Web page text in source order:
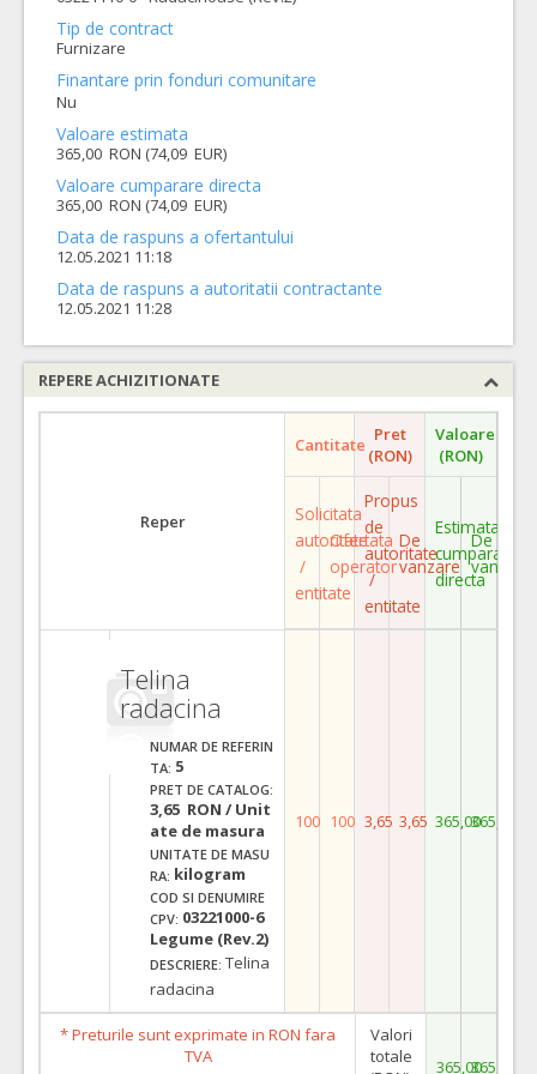
Tip de contract
Furnizare
Finantare prin fonduri comunitare
Nu
Valoare estimata
365,00 RON (74,09 EUR)
Valoare cumparare directa
365,00 RON (74,09 EUR)
Data de raspuns a ofertantului
12.05.2021 11:18
Data de raspuns a autoritatii contractante
12.05.2021 11:28
REPERE ACHIZITIONATE
Reper
Cantitate Pret
(RON)
Valoare
(RON)
Solicitata
autoritate
/
entitate
Ofertata
operator
Propus
de
autoritate
/
entitate
De
vanzare
Estimata
cumparare
directa
De
vanzare
Telina
radacina
NUMAR DE REFERIN
TA: 5
PRET DE CATALOG:
3,65 RON / Unit
ate de masura
UNITATE DE MASU
RA: kilogram
COD SI DENUMIRE
CPV: 03221000-6
Legume (Rev.2)
DESCRIERE: Telina
radacina
100 100 3,65 3,65 365,00365,00
* Preturile sunt exprimate in RON fara
TVA
Valori
totale
365,00365,00